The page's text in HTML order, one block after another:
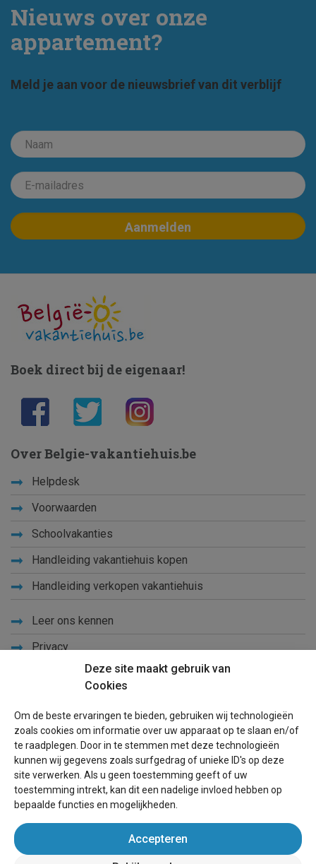
Nieuws over onze
appartement?
Meld je aan voor de nieuwsbrief van dit verblijf
Deze site maakt gebruik van
Cookies
Om de beste ervaringen te bieden, gebruiken wij technologieën
zoals cookies om informatie over uw apparaat op te slaan en/of
te raadplegen. Door in te stemmen met deze technologieën
kunnen wij gegevens zoals surfgedrag of unieke ID's op deze
site verwerken. Als u geen toestemming geeft of uw
toestemming intrekt, kan dit een nadelige invloed hebben op
bepaalde functies en mogelijkheden.
Accepteren
Boek direct bij de eigenaar!
Over Belgie-vakantiehuis.be
Helpdesk
Voorwaarden
Schoolvakanties
Handleiding vakantiehuis kopen
Handleiding verkopen vakantiehuis
Leer ons kennen
Privacy
Blog
Voor eigenaren
Een advertentie plaatsen
Succesvol verhuren vakantiewoning